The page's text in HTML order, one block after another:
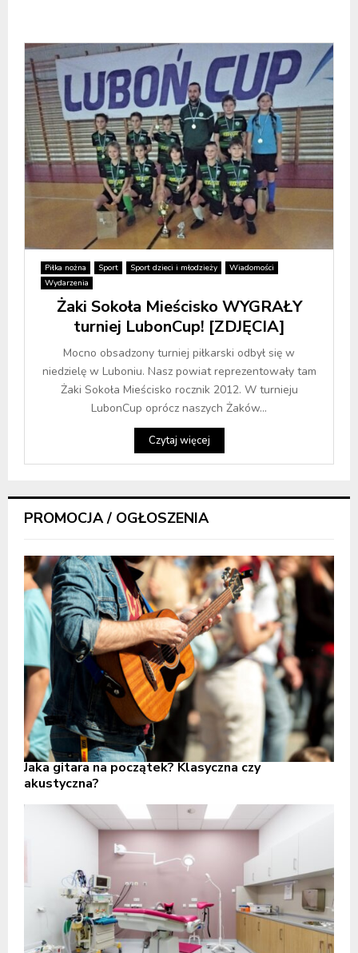
Piłka nożna Sport Sport dzieci i młodzieży
Wiadomości
Wydarzenia
Żaki Sokoła Mieścisko WYGRAŁY
turniej LubonCup! [ZDJĘCIA]
Mocno obsadzony turniej piłkarski odbył się w
niedzielę w Luboniu. Nasz powiat reprezentowały tam
Żaki Sokoła Mieścisko rocznik 2012. W turnieju
LubonCup oprócz naszych Żaków...
Czytaj więcej
PROMOCJA / OGŁOSZENIA
Jaka gitara na początek? Klasyczna czy
akustyczna?